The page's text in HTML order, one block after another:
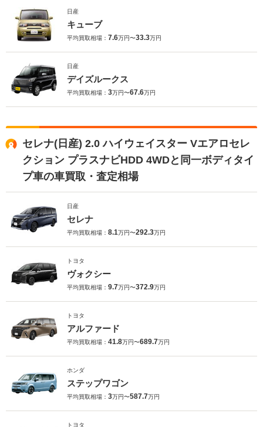
日産
キューブ
平均買取相場： 7.6万円〜33.3万円
日産
デイズルークス
平均買取相場： 3万円〜67.6万円
セレナ(日産) 2.0 ハイウェイスター Vエアロセレ
クション プラスナビHDD 4WDと同一ボディタイ
プ車の車買取・査定相場
日産
セレナ
平均買取相場： 8.1万円〜292.3万円
トヨタ
ヴォクシー
平均買取相場： 9.7万円〜372.9万円
トヨタ
アルファード
平均買取相場： 41.8万円〜689.7万円
ホンダ
ステップワゴン
平均買取相場： 3万円〜587.7万円
トヨタ